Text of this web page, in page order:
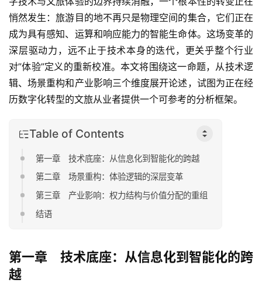
悄然发生：旅游目的地不再只是物理空间的集合，它们正在
成为具有感知、运算和响应能力的智能生命体。这场变革的
深层驱动力，远不止于技术本身的迭代，更关乎整个行业
对”体验”定义的重新校准。本文将围绕这一命题，从技术逻
辑、场景重构和产业影响三个维度展开论述，试图为正在经
历数字化转型的文旅从业者提供一个可参考的分析框架。
Table of Contents
第一章 技术底座：从信息化到智能化的跨越
第二章 场景重构：体验逻辑的深层变革
第三章 产业影响：权力结构与价值分配的重组
结语
第一章 技术底座：从信息化到智能化的跨
越